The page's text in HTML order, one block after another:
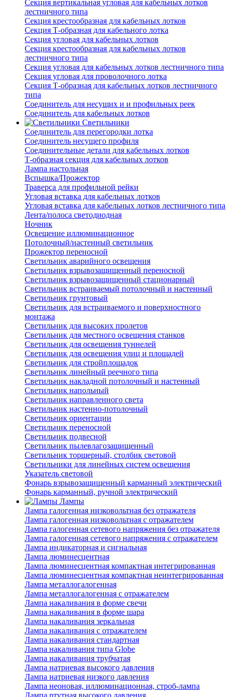
Секция вертикальная угловая для кабельных лотков
лестничного типа
Секция крестообразная для кабельных лотков
Секция Т-образная для кабельного лотка
Секция угловая для кабельных лотков
Секция крестообразная для кабельных лотков
лестничного типа
Секция угловая для кабельных лотков лестничного типа
Секция угловая для проволочного лотка
Секция Т-образная для кабельных лотков лестничного
типа
Соединитель для несущих и и профильных реек
Соединитель для кабельных лотков
Светильники
Соединитель для перегородки лотка
Соединитель несущего профиля
Соединительные детали для кабельных лотков
Т-образная секция для кабельных лотков
Лампа настольная
Вспышка/Прожектор
Траверса для профильной рейки
Угловая вставка для кабельных лотков
Угловая вставка для кабельных лотков лестничного типа
Лента/полоса светодиодная
Ночник
Освещение иллюминационное
Потолочный/настенный светильник
Прожектор переносной
Светильник аварийного освещения
Светильник взрывозащищенный переносной
Светильник взрывозащищенный стационарный
Светильник встраиваемый потолочный и настенный
Светильник грунтовый
Светильник для встраиваемого и поверхностного
монтажа
Светильник для высоких пролетов
Светильник для местного освещения станков
Светильник для освещения туннелей
Светильник для освещения улиц и площадей
Светильник для стройплощадок
Светильник линейный реечного типа
Светильник накладной потолочный и настенный
Светильник напольный
Светильник направленного света
Светильник настенно-потолочный
Светильник ориентации
Светильник переносной
Светильник подвесной
Светильник пылевлагозащищенный
Светильник торшерный, столбик световой
Светильники для линейных систем освещения
Указатель световой
Фонарь взрывозащищенный карманный электрический
Фонарь карманный, ручной электрический
Лампы
Лампа галогенная низковольтная без отражателя
Лампа галогенная низковольтная с отражателем
Лампа галогенная сетевого напряжения без отражателя
Лампа галогенная сетевого напряжения с отражателем
Лампа индикаторная и сигнальная
Лампа люминесцентная
Лампа люминесцентная компактная интегрированная
Лампа люминесцентная компактная неинтегрированная
Лампа металлогалогенная
Лампа металлогалогенная с отражателем
Лампа накаливания в форме свечи
Лампа накаливания в форме шара
Лампа накаливания зеркальная
Лампа накаливания с отражателем
Лампа накаливания стандартная
Лампа накаливания типа Globe
Лампа накаливания трубчатая
Лампа натриевая высокого давления
Лампа натриевая низкого давления
Лампа неоновая, иллюминационная, строб-лампа
Лампа ртутная высокого давления